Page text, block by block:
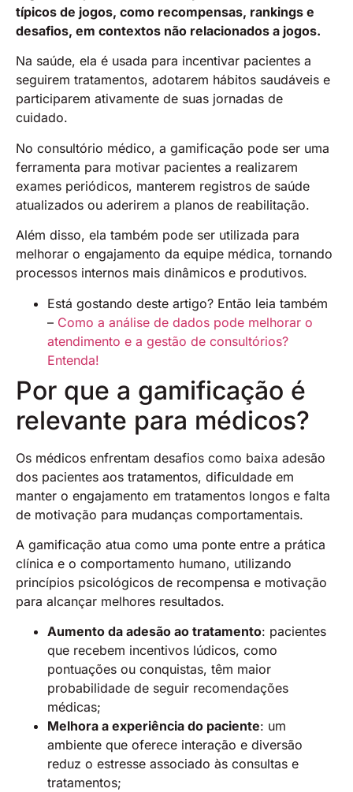
típicos de jogos, como recompensas, rankings e
desafios, em contextos não relacionados a jogos.
Na saúde, ela é usada para incentivar pacientes a
seguirem tratamentos, adotarem hábitos saudáveis e
participarem ativamente de suas jornadas de
cuidado.
No consultório médico, a gamificação pode ser uma
ferramenta para motivar pacientes a realizarem
exames periódicos, manterem registros de saúde
atualizados ou aderirem a planos de reabilitação.
Além disso, ela também pode ser utilizada para
melhorar o engajamento da equipe médica, tornando
processos internos mais dinâmicos e produtivos.
Está gostando deste artigo? Então leia também
– Como a análise de dados pode melhorar o
atendimento e a gestão de consultórios?
Entenda!
Por que a gamificação é
relevante para médicos?
Os médicos enfrentam desafios como baixa adesão
dos pacientes aos tratamentos, dificuldade em
manter o engajamento em tratamentos longos e falta
de motivação para mudanças comportamentais.
A gamificação atua como uma ponte entre a prática
clínica e o comportamento humano, utilizando
princípios psicológicos de recompensa e motivação
para alcançar melhores resultados.
Aumento da adesão ao tratamento: pacientes
que recebem incentivos lúdicos, como
pontuações ou conquistas, têm maior
probabilidade de seguir recomendações
médicas;
Melhora a experiência do paciente: um
ambiente que oferece interação e diversão
reduz o estresse associado às consultas e
tratamentos;